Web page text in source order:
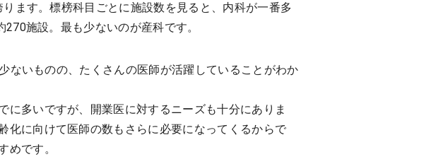
ます。標榜科目ごとに施設数を見ると、内科が一番多
施設。最も少ないのが産科です。
ないものの、たくさんの医師が活躍していることがわか
多いですが、開業医に対するニーズも十分にありま
化に向けて医師の数もさらに必要になってくるからで
めです。